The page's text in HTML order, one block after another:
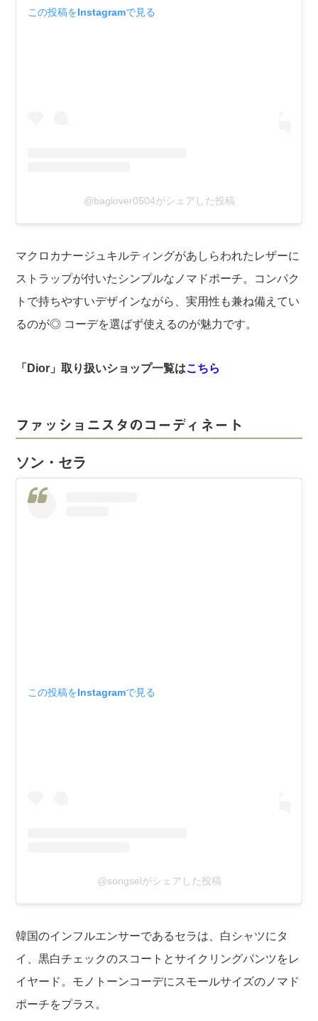
この投稿をInstagramで見る
@baglover0504がシェアした投稿
マクロカナージュキルティングがあしらわれたレザーに
ストラップが付いたシンプルなノマドポーチ。コンパク
トで持ちやすいデザインながら、実用性も兼ね備えてい
るのが◎ コーデを選ばず使えるのが魅力です。
「Dior」取り扱いショップ一覧はこちら
ファッショニスタのコーディネート
ソン・セラ
この投稿をInstagramで見る
@songselがシェアした投稿
韓国のインフルエンサーであるセラは、白シャツにタ
イ、黒白チェックのスコートとサイクリングパンツをレ
イヤード。モノトーンコーデにスモールサイズのノマド
ポーチをプラス。